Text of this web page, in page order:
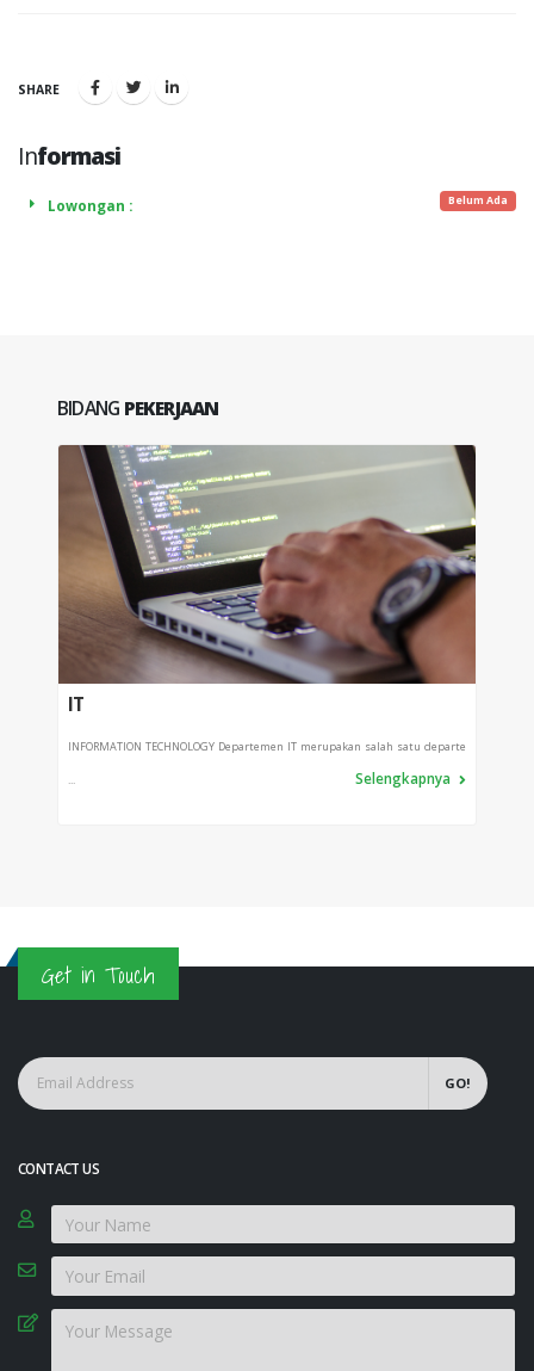
SHARE
Informasi
Lowongan : Belum Ada
BIDANG PEKERJAAN
IT
INFORMATION TECHNOLOGY Departemen IT merupakan salah satu departe
... Selengkapnya
Get in Touch
GO!
CONTACT US